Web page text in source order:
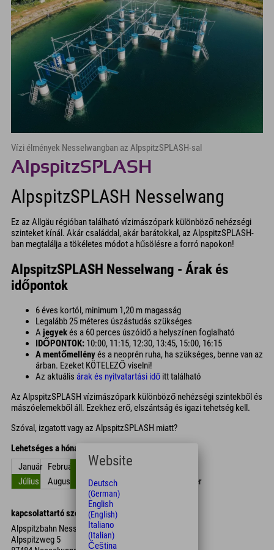
Vízi élmények Nesselwangban az AlpspitzSPLASH-sal
AlpspitzSPLASH
AlpspitzSPLASH Nesselwang
Ez az Allgäu régióban található vízimászópark különböző nehézségi
szinteket kínál. Akár családdal, akár barátokkal, az AlpspitzSPLASH-
ban megtalálja a tökéletes módot a hűsölésre a forró napokon!
AlpspitzSPLASH Nesselwang - Árak és
időpontok
6 éves kortól, minimum 1,20 m magasság
Legalább 25 méteres úszástudás szükséges
Ajegyekés a 60 perces úszóidő a helyszínen foglalható
IDŐPONTOK: 10:00, 11:15, 12:30, 13:45, 15:00, 16:15
A mentőmellényés a neoprén ruha, ha szükséges, benne van az
árban. Ezeket KÖTELEZŐ viselni!
Az aktuális árak és nyitvatartási idő itt található
Az AlpspitzSPLASH vízimászópark különböző nehézségi szintekből és
mászóelemekből áll. Ezekhez erő, elszántság és igazi tehetség kell.
Szóval, izgatott vagy az AlpspitzSPLASH miatt?
Lehetséges a hónapokban
Január Február MárciusÁprilis
Július
Augusztus Szept. Október December
kapcsolattartó személy
Alpspitzbahn Nesselwang
Alpspitzweg 5
Website
Deutsch
(German)
English
(English)
Italiano
(Italian)
Čeština